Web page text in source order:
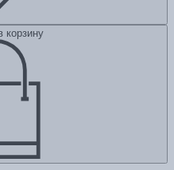
корзину